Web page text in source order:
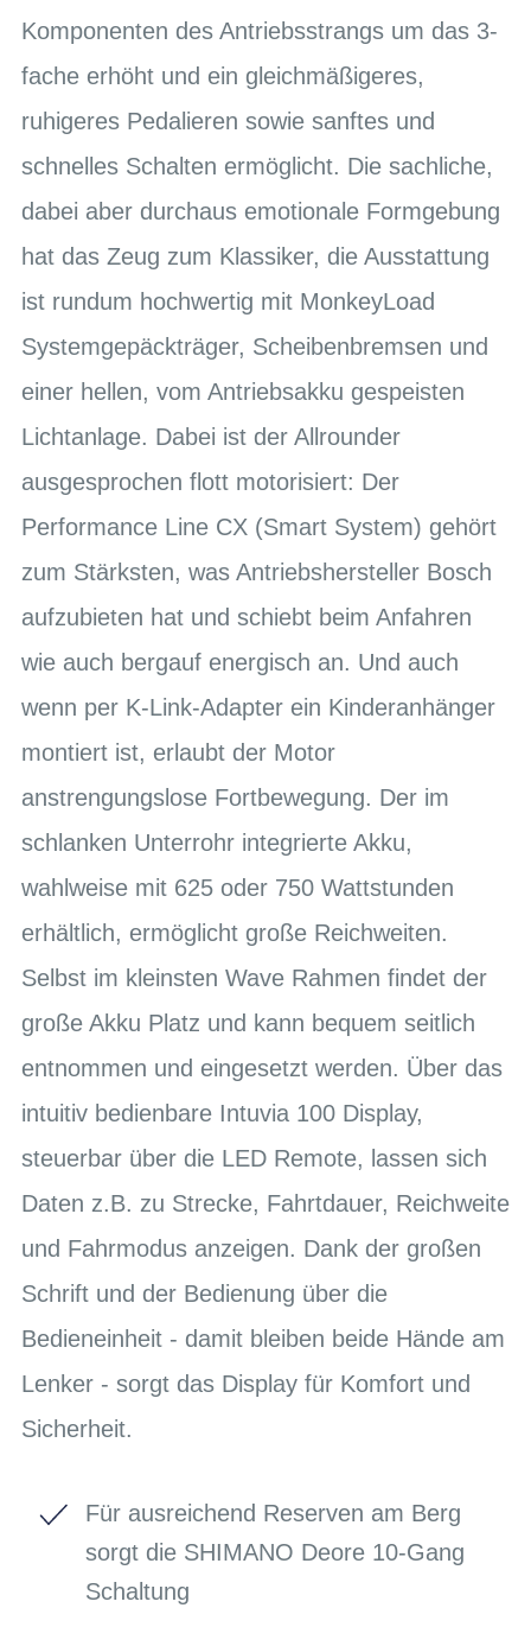
Komponenten des Antriebsstrangs um das 3-
fache erhöht und ein gleichmäßigeres,
ruhigeres Pedalieren sowie sanftes und
schnelles Schalten ermöglicht. Die sachliche,
dabei aber durchaus emotionale Formgebung
hat das Zeug zum Klassiker, die Ausstattung
ist rundum hochwertig mit MonkeyLoad
Systemgepäckträger, Scheibenbremsen und
einer hellen, vom Antriebsakku gespeisten
Lichtanlage. Dabei ist der Allrounder
ausgesprochen flott motorisiert: Der
Performance Line CX (Smart System) gehört
zum Stärksten, was Antriebshersteller Bosch
aufzubieten hat und schiebt beim Anfahren
wie auch bergauf energisch an. Und auch
wenn per K-Link-Adapter ein Kinderanhänger
montiert ist, erlaubt der Motor
anstrengungslose Fortbewegung. Der im
schlanken Unterrohr integrierte Akku,
wahlweise mit 625 oder 750 Wattstunden
erhältlich, ermöglicht große Reichweiten.
Selbst im kleinsten Wave Rahmen findet der
große Akku Platz und kann bequem seitlich
entnommen und eingesetzt werden. Über das
intuitiv bedienbare Intuvia 100 Display,
steuerbar über die LED Remote, lassen sich
Daten z.B. zu Strecke, Fahrtdauer, Reichweite
und Fahrmodus anzeigen. Dank der großen
Schrift und der Bedienung über die
Bedieneinheit - damit bleiben beide Hände am
Lenker - sorgt das Display für Komfort und
Sicherheit.
Für ausreichend Reserven am Berg
sorgt die SHIMANO Deore 10-Gang
Schaltung